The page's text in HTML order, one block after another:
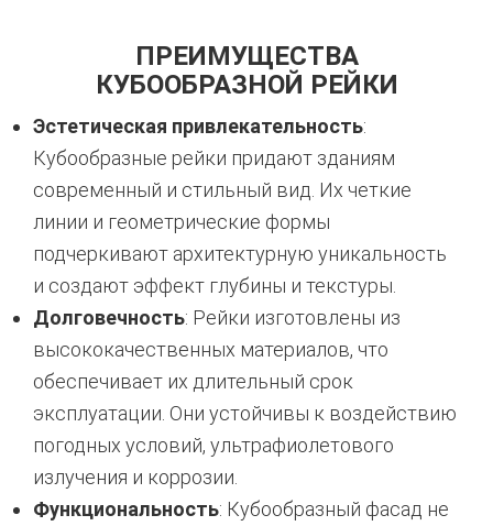
ПРЕИМУЩЕСТВА
КУБООБРАЗНОЙ РЕЙКИ
Эстетическая привлекательность:
Кубообразные рейки придают зданиям
современный и стильный вид. Их четкие
линии и геометрические формы
подчеркивают архитектурную уникальность
и создают эффект глубины и текстуры.
Долговечность: Рейки изготовлены из
высококачественных материалов, что
обеспечивает их длительный срок
эксплуатации. Они устойчивы к воздействию
погодных условий, ультрафиолетового
излучения и коррозии.
Функциональность: Кубообразный фасад не